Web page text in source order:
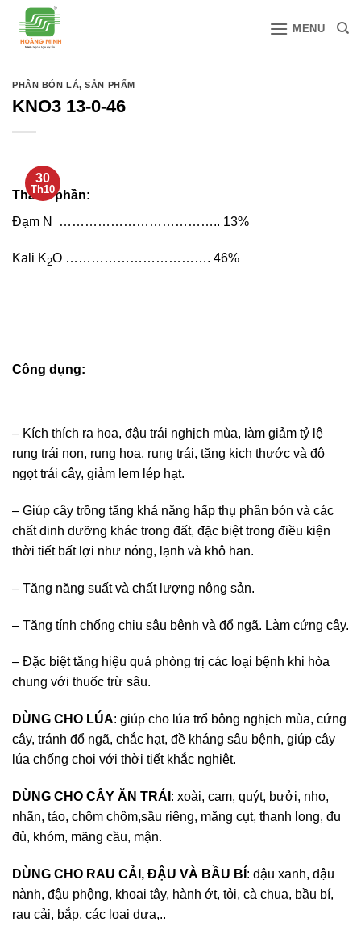
qua
MENU
PHÂN BÓN LÁ,SẢN PHẨM
KNO3 13-0-46
30
Th10
Thành phần:
Đạm N ……………………………….. 13%
Kali K2O ……………………………. 46%
Công dụng:
– Kích thích ra hoa, đậu trái nghịch mùa, làm giảm tỷ lệ
rụng trái non, rụng hoa, rụng trái, tăng kich thước và độ
ngọt trái cây, giảm lem lép hạt.
– Giúp cây trồng tăng khả năng hấp thụ phân bón và các
chất dinh dưỡng khác trong đất, đặc biệt trong điều kiện
thời tiết bất lợi như nóng, lạnh và khô han.
– Tăng năng suất và chất lượng nông sản.
– Tăng tính chống chịu sâu bệnh và đổ ngã. Làm cứng cây.
– Đặc biệt tăng hiệu quả phòng trị các loại bệnh khi hòa
chung với thuốc trừ sâu.
DÙNG CHO LÚA: giúp cho lúa trổ bông nghịch mùa, cứng
cây, tránh đổ ngã, chắc hạt, đề kháng sâu bệnh, giúp cây
lúa chống chọi với thời tiết khắc nghiệt.
DÙNG CHO CÂY ĂN TRÁI : xoài, cam, quýt, bưởi, nho,
nhãn, táo, chôm chôm,sầu riêng, măng cụt, thanh long, đu
đủ, khóm, mãng cầu, mận.
DÙNG CHO RAU CẢI, ĐẬU VÀ BẦU BÍ : đậu xanh, đậu
nành, đậu phộng, khoai tây, hành ớt, tỏi, cà chua, bầu bí,
rau cải, bắp, các loại dưa,..